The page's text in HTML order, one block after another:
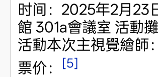
时间：2025年2月23
館 301a會議室 活動
活動本次主視覺繪師
票价：
[5]